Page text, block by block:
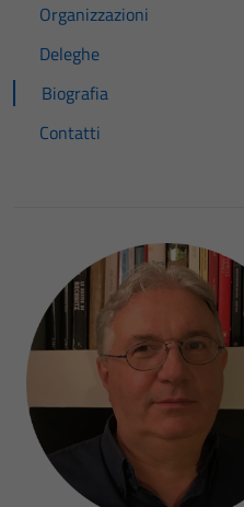
Organizzazioni
Deleghe
Biografia
Contatti